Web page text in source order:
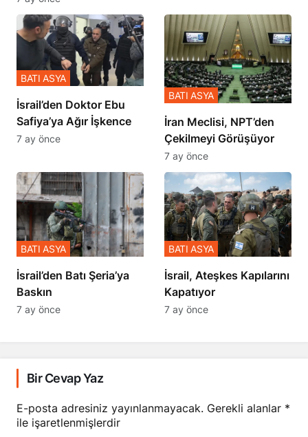
İsrail’den Doktor Ebu
Safiya’ya Ağır İşkence
BATI ASYA
7 ay önce
İran Meclisi, NPT’den
Çekilmeyi Görüşüyor
BATI ASYA
7 ay önce
​​​​​​​İsrail’den Batı Şeria’ya
Baskın
BATI ASYA
7 ay önce
İsrail, Ateşkes Kapılarını
Kapatıyor
BATI ASYA
7 ay önce
Bir Cevap Yaz
E-posta adresiniz yayınlanmayacak. Gerekli alanlar *
ile işaretlenmişlerdir